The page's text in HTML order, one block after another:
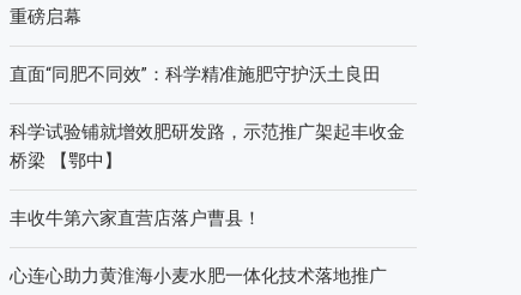
重磅启幕
直面“同肥不同效”：科学精准施肥守护沃土良田
科学试验铺就增效肥研发路，示范推广架起丰收金
桥梁 【鄂中】
丰收牛第六家直营店落户曹县！
心连心助力黄淮海小麦水肥一体化技术落地推广